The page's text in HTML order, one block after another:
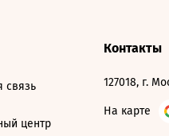
связь
центр
Контакты
127018, г.
На карте